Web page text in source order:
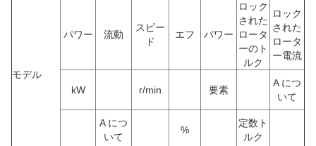
モデル
パワー 流動
スピー
ド
エフ パワー
ロック
された
ロータ
ーのト
ルク
ロック
された
ロータ
ー電流
kW r/min 要素
A につ
いて
A につ
いて
%
定数ト
ルク